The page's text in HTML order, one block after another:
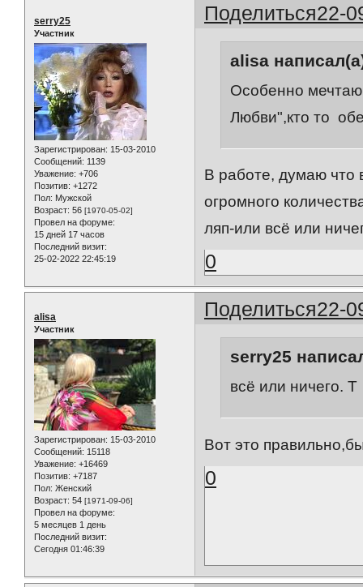
Поделиться22-
serry25
Участник
Зарегистрирован: 15-03-2010
Сообщений: 1139
Уважение: +706
Позитив: +1272
Пол: Мужской
Возраст: 56 [1970-05-02]
Провел на форуме:
15 дней 17 часов
Последний визит:
25-02-2022 22:45:19
alisa
Особенно мечтаю
Любви",кто то
В работе, думаю что
огромного
ляп-или всё или
0
Поделиться22-
alisa
Участник
Зарегистрирован: 15-03-2010
Сообщений: 15118
Уважение: +16469
Позитив: +7187
Пол: Женский
Возраст: 54 [1971-09-06]
Провел на форуме:
5 месяцев 1 день
Последний визит:
Сегодня 01:46:39
serry25
всё или ничего. Т
Вот это
0